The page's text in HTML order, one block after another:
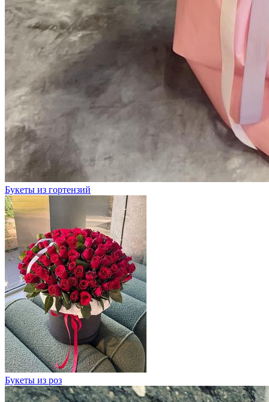
Букеты из гортензий
Букеты из роз